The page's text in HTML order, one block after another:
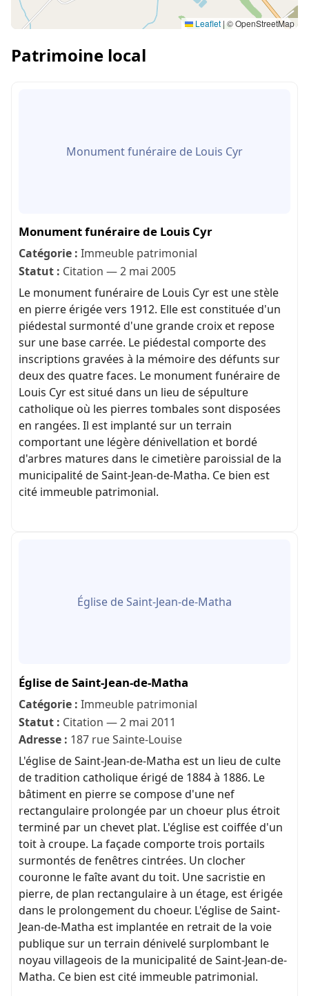
Leaflet | © OpenStreetMap
Patrimoine local
Monument funéraire de Louis Cyr
Monument funéraire de Louis Cyr
Catégorie : Immeuble patrimonial
Statut : Citation — 2 mai 2005
Le monument funéraire de Louis Cyr est une stèle
en pierre érigée vers 1912. Elle est constituée d'un
piédestal surmonté d'une grande croix et repose
sur une base carrée. Le piédestal comporte des
inscriptions gravées à la mémoire des défunts sur
deux des quatre faces. Le monument funéraire de
Louis Cyr est situé dans un lieu de sépulture
catholique où les pierres tombales sont disposées
en rangées. Il est implanté sur un terrain
comportant une légère dénivellation et bordé
d'arbres matures dans le cimetière paroissial de la
municipalité de Saint-Jean-de-Matha. Ce bien est
cité immeuble patrimonial.
Église de Saint-Jean-de-Matha
Église de Saint-Jean-de-Matha
Catégorie : Immeuble patrimonial
Statut : Citation — 2 mai 2011
Adresse : 187 rue Sainte-Louise
L'église de Saint-Jean-de-Matha est un lieu de culte
de tradition catholique érigé de 1884 à 1886. Le
bâtiment en pierre se compose d'une nef
rectangulaire prolongée par un choeur plus étroit
terminé par un chevet plat. L'église est coiffée d'un
toit à croupe. La façade comporte trois portails
surmontés de fenêtres cintrées. Un clocher
couronne le faîte avant du toit. Une sacristie en
pierre, de plan rectangulaire à un étage, est érigée
dans le prolongement du choeur. L'église de Saint-
Jean-de-Matha est implantée en retrait de la voie
publique sur un terrain dénivelé surplombant le
noyau villageois de la municipalité de Saint-Jean-de-
Matha. Ce bien est cité immeuble patrimonial.